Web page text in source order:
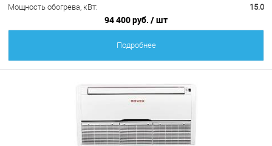
Мощность обогрева, кВт:
15.0
94 400 руб. / шт
Подробнее